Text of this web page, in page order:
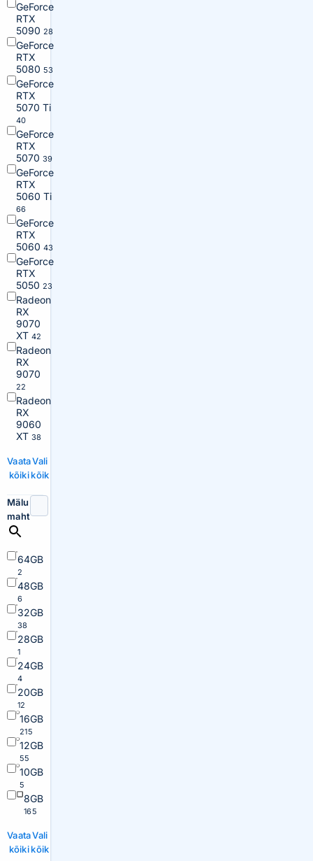
GeForce
RTX
5090 28
GeForce
RTX
5080 53
GeForce
RTX
5070 Ti
40
GeForce
RTX
5070 39
GeForce
RTX
5060 Ti
66
GeForce
RTX
5060 43
GeForce
RTX
5050 23
Radeon
RX
9070
XT 42
Radeon
RX
9070
22
Radeon
RX
9060
XT 38
Vaata
kõiki
Vali
kõik
Mälu
maht
64GB
2
48GB
6
32GB
38
28GB
1
24GB
4
20GB
12
16GB
215
12GB
55
10GB
5
8GB
165
Vaata
kõiki
Vali
kõik